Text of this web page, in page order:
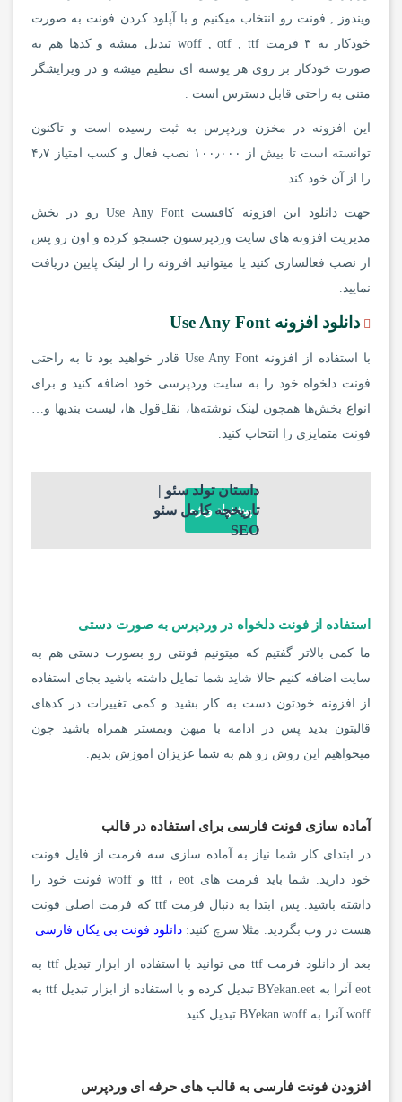
ویندوز , فونت رو انتخاب میکنیم و با آپلود کردن فونت به صورت
خودکار به ۳ فرمت woff , otf , ttf تبدیل میشه و کدها هم به
صورت خودکار بر روی هر پوسته ای تنظیم میشه و در ویرایشگر
متنی به راحتی قابل دسترس است .
این افزونه در مخزن وردپرس به ثبت رسیده است و تاکنون
توانسته است تا بیش از ۱۰۰٫۰۰۰ نصب فعال و کسب امتیاز ۴٫۷
را از آن خود کند.
جهت دانلود این افزونه کافیست Use Any Font رو در بخش
مدیریت افزونه های سایت وردپرستون جستجو کرده و اون رو پس
از نصب فعالسازی کنید یا میتوانید افزونه را از لینک پایین دریافت
نمایید.
دانلود افزونه Use Any Font
با استفاده از افزونه Use Any Font قادر خواهید بود تا به راحتی
فونت دلخواه خود را به سایت وردپرسی خود اضافه کنید و برای
انواع بخش‌ها همچون لینک نوشته‌ها، نقل‌قول ها، لیست بندی‎ها و…
فونت متمایزی را انتخاب کنید.
پیشنهاد ویژه
داستان تولد سئو |
تاریخچه کامل سئو
SEO
استفاده از فونت دلخواه در وردپرس به صورت دستی
ما کمی بالاتر گفتیم که میتونیم فونتی رو بصورت دستی هم به
سایت اضافه کنیم حالا شاید شما تمایل داشته باشید بجای استفاده
از افزونه خودتون دست به کار بشید و کمی تغییرات در کدهای
قالبتون بدید پس در ادامه با میهن وبمستر همراه باشید چون
میخواهیم این روش رو هم به شما عزیزان اموزش بدیم.
آماده سازی فونت فارسی برای استفاده در قالب
در ابتدای کار شما نیاز به آماده سازی سه فرمت از فایل فونت
خود دارید. شما باید فرمت های ttf ، eot و woff فونت خود را
داشته باشید. پس ابتدا به دنبال فرمت ttf که فرمت اصلی فونت
هست در وب بگردید. مثلا سرچ کنید: دانلود فونت بی یکان فارسی
بعد از دانلود فرمت ttf می توانید با استفاده از ابزار تبدیل ttf به
eot آنرا به BYekan.eet تبدیل کرده و با استفاده از ابزار تبدیل ttf به
woff آنرا به BYekan.woff تبدیل کنید.
افزودن فونت فارسی به قالب های حرفه ای وردپرس